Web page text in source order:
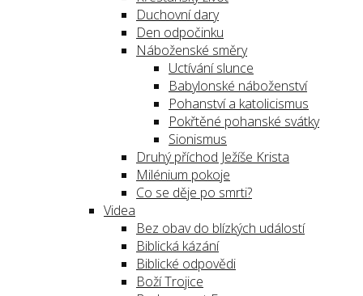
Duchovní dary
Den odpočinku
Náboženské směry
Uctívání slunce
Babylonské náboženství
Pohanství a katolicismus
Pokřtěné pohanské svátky
Sionismus
Druhý příchod Ježíše Krista
Milénium pokoje
Co se děje po smrti?
Videa
Bez obav do blízkých událostí
Biblická kázání
Biblické odpovědi
Boží Trojice